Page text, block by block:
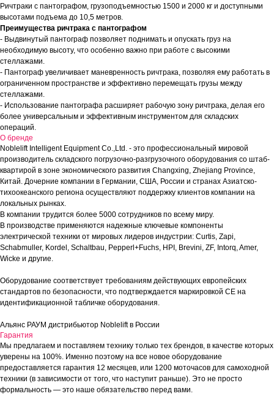
Ричтраки с пантографом, грузоподъемностью 1500 и 2000 кг и доступными
высотами подъема до 10,5 метров.
Преимущества ричтрака с пантографом
- Выдвинутый пантограф позволяет поднимать и опускать груз на
необходимую высоту, что особенно важно при работе с высокими
стеллажами.
- Пантограф увеличивает маневренность ричтрака, позволяя ему работать в
ограниченном пространстве и эффективно перемещать грузы между
стеллажами.
- Использование пантографа расширяет рабочую зону ричтрака, делая его
более универсальным и эффективным инструментом для складских
операций.
О бренде
Noblelift Intelligent Equipment Co.,Ltd. - это профессиональный мировой
производитель складского погрузочно-разгрузочного оборудования со штаб-
квартирой в зоне экономического развития Changxing, Zhejiang Province,
Китай. Дочерние компании в Германии, США, России и странах Азиатско-
тихоокеанского региона осуществляют поддержку клиентов компании на
локальных рынках.
В компании трудится более 5000 сотрудников по всему миру.
В производстве применяются надежные ключевые компоненты
электрической техники от мировых лидеров индустрии: Curtis, Zapi,
Schabmuller, Kordel, Schaltbau, Pepperl+Fuchs, HPI, Brevini, ZF, Intorq, Amer,
Wicke и другие.
Оборудование соответствует требованиям действующих европейских
стандартов по безопасности, что подтверждается маркировкой СЕ на
идентификационной табличке оборудования.
Альянс РАУМ дистрибьютор Noblelift в России
Гарантия
Мы предлагаем и поставляем технику только тех брендов, в качестве которых
уверены на 100%. Именно поэтому на все новое оборудование
предоставляется гарантия 12 месяцев, или 1200 моточасов для самоходной
техники (в зависимости от того, что наступит раньше). Это не просто
формальность — это наше обязательство перед вами.